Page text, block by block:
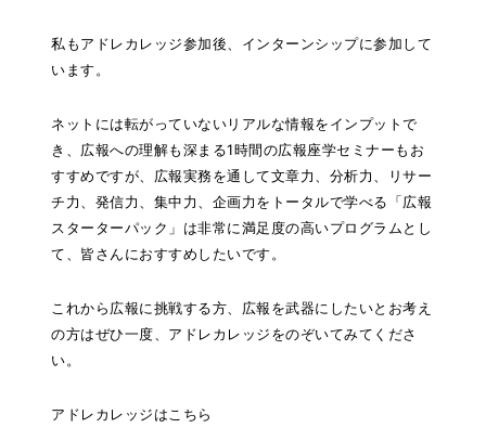
私もアドレカレッジ参加後、インターンシップに参加して
います。
ネットには転がっていないリアルな情報をインプットで
き、広報への理解も深まる1時間の広報座学セミナーもお
すすめですが、広報実務を通して文章力、分析力、リサー
チ力、発信力、集中力、企画力をトータルで学べる「広報
スターターパック」は非常に満足度の高いプログラムとし
て、皆さんにおすすめしたいです。
これから広報に挑戦する方、広報を武器にしたいとお考え
の方はぜひ一度、アドレカレッジをのぞいてみてくださ
い。
アドレカレッジはこちら